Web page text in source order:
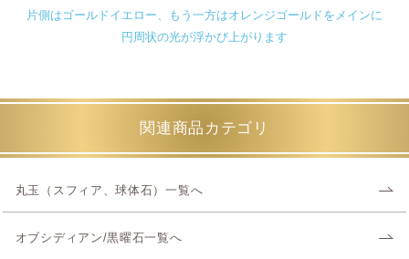
片側はゴールドイエロー、もう一方はオレンジゴールドをメインに
円周状の光が浮かび上がります
関連商品カテゴリ
丸玉（スフィア、球体石）一覧へ
オブシディアン/黒曜石一覧へ